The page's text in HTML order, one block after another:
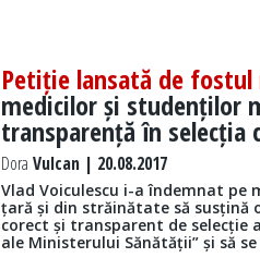
Petiție lansată de
medicilor și studenților
transparență în selecția
Dora Vulcan | 20.08.2017
Vlad Voiculescu i-a îndemnat pe
țară și din străinătate să susțină
corect și transparent de selecție
ale Ministerului Sănătății” și să